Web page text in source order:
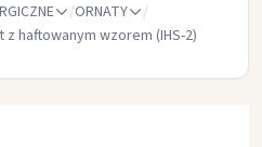
/ORNATY
/
z haftowanym wzorem (IHS-2)